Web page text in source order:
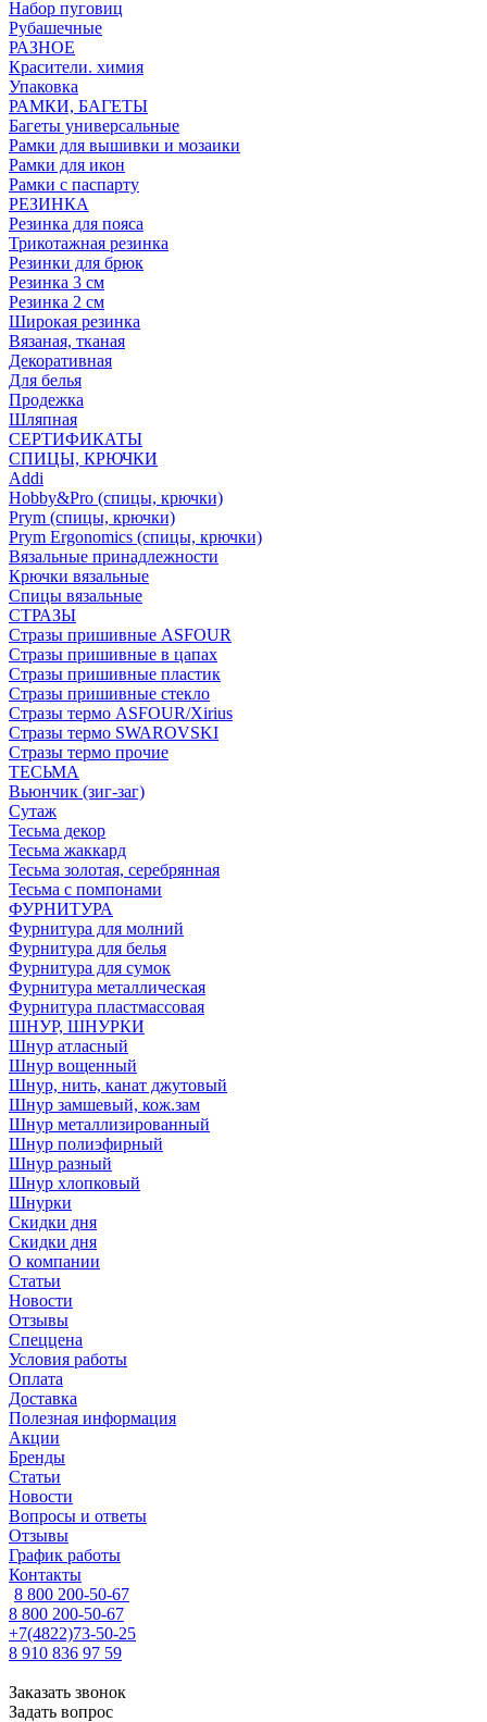
Набор пуговиц
Рубашечные
РАЗНОЕ
Красители. химия
Упаковка
РАМКИ, БАГЕТЫ
Багеты универсальные
Рамки для вышивки и мозаики
Рамки для икон
Рамки с паспарту
РЕЗИНКА
Резинка для пояса
Трикотажная резинка
Резинки для брюк
Резинка 3 см
Резинка 2 см
Широкая резинка
Вязаная, тканая
Декоративная
Для белья
Продежка
Шляпная
СЕРТИФИКАТЫ
СПИЦЫ, КРЮЧКИ
Addi
Hobby&Pro (спицы, крючки)
Prym (спицы, крючки)
Prym Ergonomics (спицы, крючки)
Вязальные принадлежности
Крючки вязальные
Спицы вязальные
СТРАЗЫ
Стразы пришивные ASFOUR
Стразы пришивные в цапах
Стразы пришивные пластик
Стразы пришивные стекло
Стразы термо ASFOUR/Xirius
Стразы термо SWAROVSKI
Стразы термо прочие
ТЕСЬМА
Вьюнчик (зиг-заг)
Сутаж
Тесьма декор
Тесьма жаккард
Тесьма золотая, серебрянная
Тесьма с помпонами
ФУРНИТУРА
Фурнитура для молний
Фурнитура для белья
Фурнитура для сумок
Фурнитура металлическая
Фурнитура пластмассовая
ШНУР, ШНУРКИ
Шнур атласный
Шнур вощенный
Шнур, нить, канат джутовый
Шнур замшевый, кож.зам
Шнур металлизированный
Шнур полиэфирный
Шнур разный
Шнур хлопковый
Шнурки
Скидки дня
Скидки дня
О компании
Статьи
Новости
Отзывы
Спеццена
Условия работы
Оплата
Доставка
Полезная информация
Акции
Бренды
Статьи
Новости
Вопросы и ответы
Отзывы
График работы
Контакты
8 800 200-50-67
8 800 200-50-67
+7(4822)73-50-25
8 910 836 97 59
Заказать звонок
Задать вопрос